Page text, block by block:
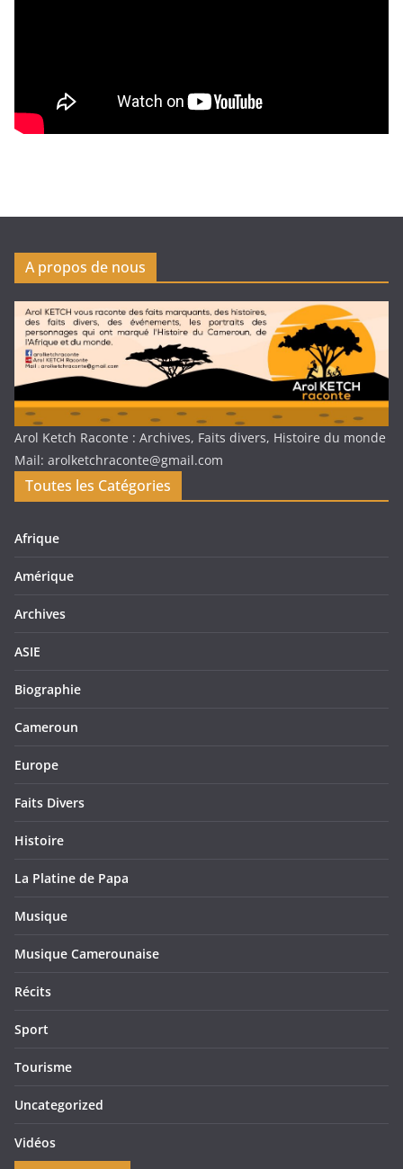
A propos de nous
Arol Ketch Raconte : Archives, Faits divers, Histoire du monde
Mail: arolketchraconte@gmail.com
Toutes les Catégories
Afrique
Amérique
Archives
ASIE
Biographie
Cameroun
Europe
Faits Divers
Histoire
La Platine de Papa
Musique
Musique Camerounaise
Récits
Sport
Tourisme
Uncategorized
Vidéos